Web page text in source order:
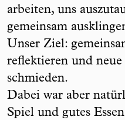
arbeiten, uns
gemeinsam
Unser Ziel:
reflektieren und
schmieden.
Dabei war aber
Spiel und gutes